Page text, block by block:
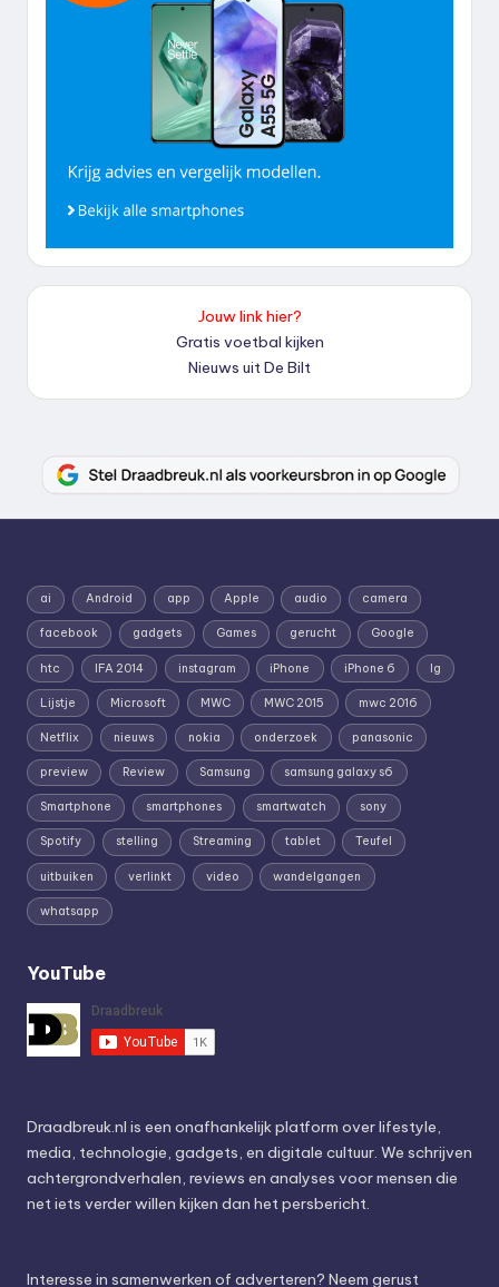
Jouw link hier?
Gratis voetbal kijken
Nieuws uit De Bilt
ai Android app Apple audio camera
facebook gadgets Games gerucht Google
htc IFA 2014 instagram iPhone iPhone 6 lg
Lijstje Microsoft MWC MWC 2015 mwc 2016
Netflix nieuws nokia onderzoek panasonic
preview Review Samsung samsung galaxy s6
Smartphone smartphones smartwatch sony
Spotify stelling Streaming tablet Teufel
uitbuiken verlinkt video wandelgangen
whatsapp
YouTube
Draadbreuk.nl is een onafhankelijk platform over lifestyle,
media, technologie, gadgets, en digitale cultuur. We schrijven
achtergrondverhalen, reviews en analyses voor mensen die
net iets verder willen kijken dan het persbericht.
Interesse in samenwerken of adverteren? Neem gerust